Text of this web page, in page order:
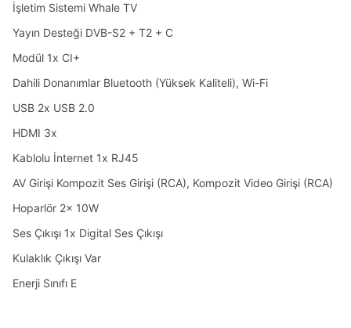
İşletim Sistemi Whale TV
Yayın Desteği DVB-S2 + T2 + C
Modül 1x CI+
Dahili Donanımlar Bluetooth (Yüksek Kaliteli), Wi-Fi
USB 2x USB 2.0
HDMI 3x
Kablolu İnternet 1x RJ45
AV Girişi Kompozit Ses Girişi (RCA), Kompozit Video Girişi (RCA)
Hoparlör 2x 10W
Ses Çıkışı 1x Digital Ses Çıkışı
Kulaklık Çıkışı Var
Enerji Sınıfı E